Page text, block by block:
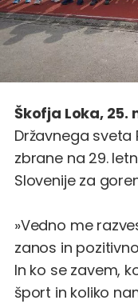
Škofja Loka, 25.
Državnega sveta
zbrane na 29.
Slovenije za
»Vedno me
zanos in
In ko se zavem,
šport in koliko